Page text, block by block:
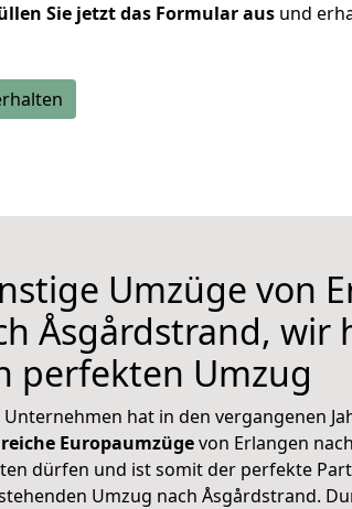
Sie jetzt das Formular aus und
Umzüge von
Åsgårdstrand, wir
perfekten Umzug
Unternehmen hat in den vergangenen
Europaumzügevon Erlangen
dürfen und ist somit der perfekte
Umzug nach Åsgårdstrand.